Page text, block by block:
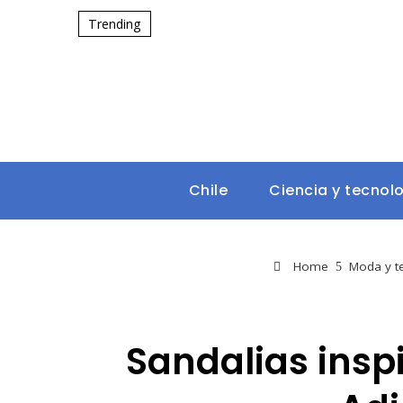
Trending
Chile Ciencia y
Home Moda y
Sandalias